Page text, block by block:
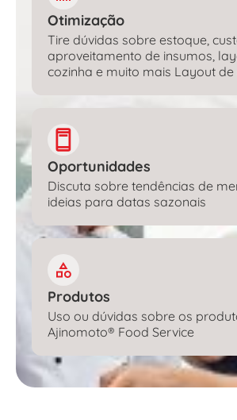
Otimização
Tire dúvidas sobre estoque,
aproveitamento de insumos,
cozinha e muito mais Layout de
Oportunidades
Discuta sobre tendências de
ideias para datas sazonais
Produtos
Uso ou dúvidas sobre os
Ajinomoto® Food Service